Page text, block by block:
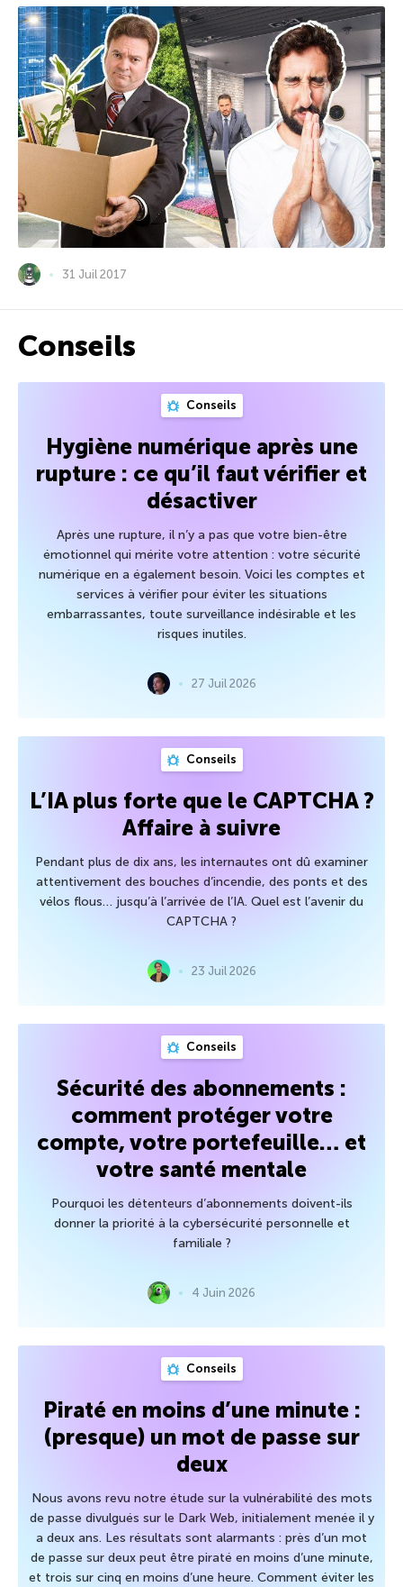
31 Juil 2017
Conseils
Conseils
Hygiène numérique après une
rupture : ce qu’il faut vérifier et
désactiver
Après une rupture, il n’y a pas que votre bien-être
émotionnel qui mérite votre attention : votre sécurité
numérique en a également besoin. Voici les comptes et
services à vérifier pour éviter les situations
embarrassantes, toute surveillance indésirable et les
risques inutiles.
27 Juil 2026
Conseils
L’IA plus forte que le CAPTCHA ?
Affaire à suivre
Pendant plus de dix ans, les internautes ont dû examiner
attentivement des bouches d’incendie, des ponts et des
vélos flous… jusqu’à l’arrivée de l’IA. Quel est l’avenir du
CAPTCHA ?
23 Juil 2026
Conseils
Sécurité des abonnements :
comment protéger votre
compte, votre portefeuille… et
votre santé mentale
Pourquoi les détenteurs d’abonnements doivent-ils
donner la priorité à la cybersécurité personnelle et
familiale ?
4 Juin 2026
Conseils
Piraté en moins d’une minute :
(presque) un mot de passe sur
deux
Nous avons revu notre étude sur la vulnérabilité des mots
de passe divulgués sur le Dark Web, initialement menée il y
a deux ans. Les résultats sont alarmants : près d’un mot
de passe sur deux peut être piraté en moins d’une minute,
et trois sur cinq en moins d’une heure. Comment éviter les